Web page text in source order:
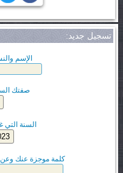
تسجيل جديد:
الإسم
صفتك
السنة التي
كلمة موجزة عنك وعن